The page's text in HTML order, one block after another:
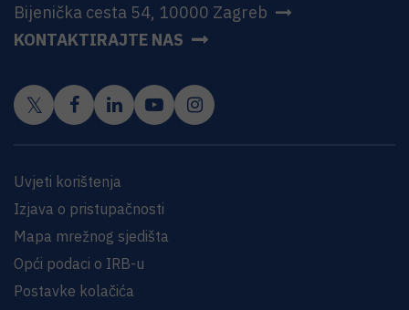
Bijenička cesta 54, 10000 Zagreb
KONTAKTIRAJTE NAS
Uvjeti korištenja
Izjava o pristupačnosti
Mapa mrežnog sjedišta
Opći podaci o IRB-u
Postavke kolačića